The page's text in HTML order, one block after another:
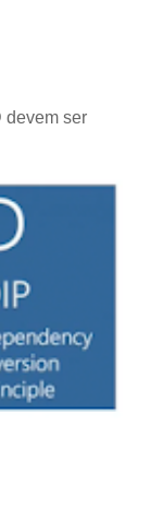
devem ser